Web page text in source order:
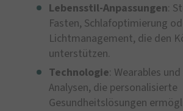
Lebensstil-Anpassungen:
Fasten, Schlafoptimierung
Lichtmanagement, die den
unterstützen.
Technologie: Wearables
Analysen, die personalisierte
Gesundheitslösungen